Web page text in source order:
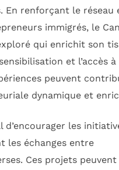
En renforçant le réseau
immigrés, le
qui enrichit son
et l’accès à
peuvent
dynamique et
les
les échanges entre
Ces projets